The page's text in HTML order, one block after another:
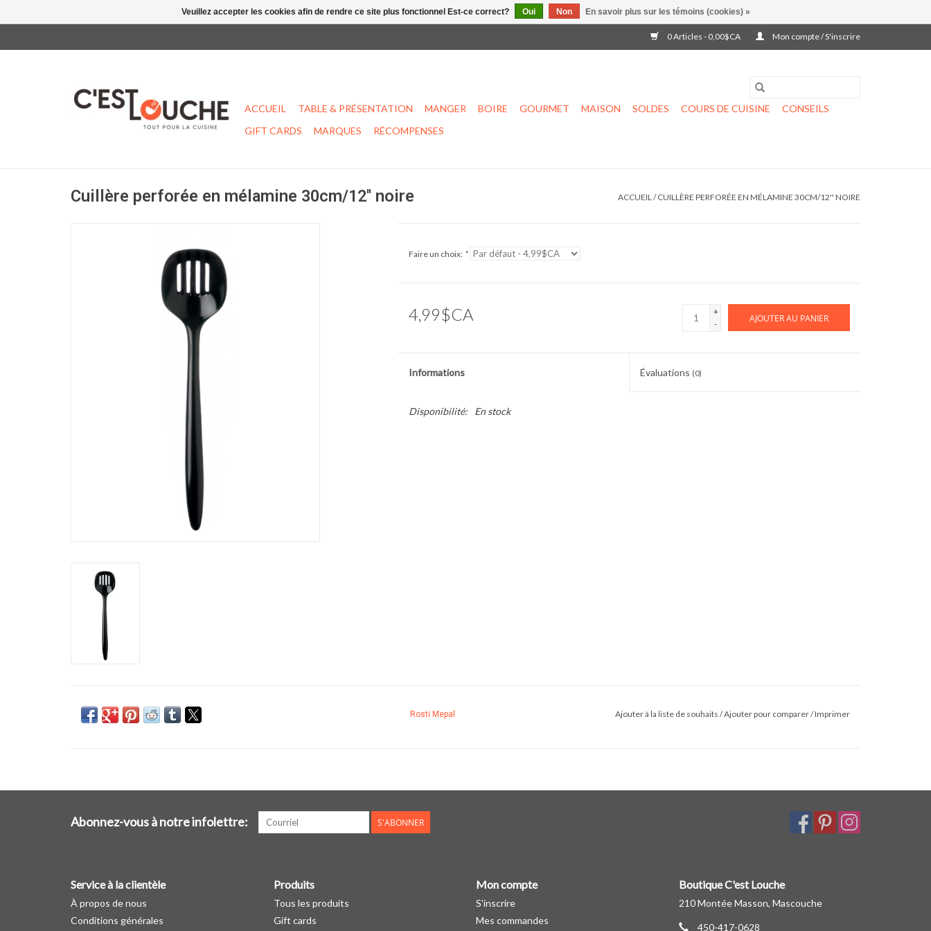
0 Articles - 0,00$CA Mon compte / S'inscrire
ACCUEIL TABLE & PRÉSENTATION MANGER BOIRE GOURMET MAISON SOLDES COURS DE CUISINE
CONSEILS
GIFT CARDS
MARQUES RÉCOMPENSES
Cuillère perforée en mélamine 30cm/12'' noire ACCUEIL/CUILLÈRE PERFORÉE EN MÉLAMINE 30CM/12'' NOIRE
Faire un choix: *
4,99$CA
+
-
AJOUTER AU PANIER
Informations Évaluations (0)
Disponibilité: En stock
Rosti Mepal Ajouter à la liste de souhaits /Ajouter pour comparer/Imprimer
Abonnez-vous à notre infolettre: S'ABONNER
Service à la clientèle
À propos de nous
Conditions générales
Produits
Tous les produits
Gift cards
Mon compte
S'inscrire
Mes commandes
Boutique C'est Louche
210 Montée Masson, Mascouche
450-417-0628
Veuillez accepter les cookies afin de rendre ce site plus fonctionnel Est-ce correct? Oui Non En savoir plus sur les témoins (cookies) »